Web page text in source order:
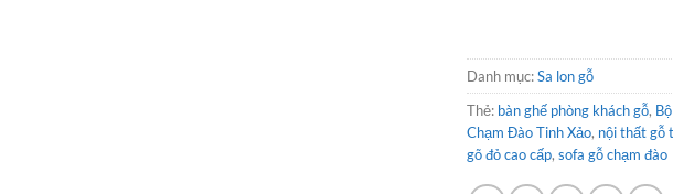
Danh mục:Sa lon gỗ
Thẻ: bàn ghế phòng khách gỗ,
Chạm Đào Tinh Xảo, nội thất gỗ
gõ đỏ cao cấp, sofa gỗ chạm đào